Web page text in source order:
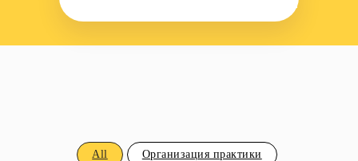
All Организация практики